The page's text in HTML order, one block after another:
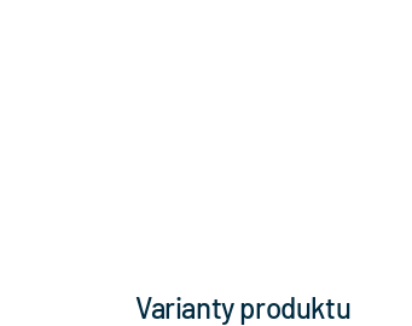
Varianty produktu